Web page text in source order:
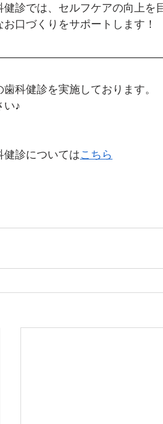
診では、セルフケアの向上を
口づくりをサポートします！
科健診を実施しております。
い♪
健診についてはこちら